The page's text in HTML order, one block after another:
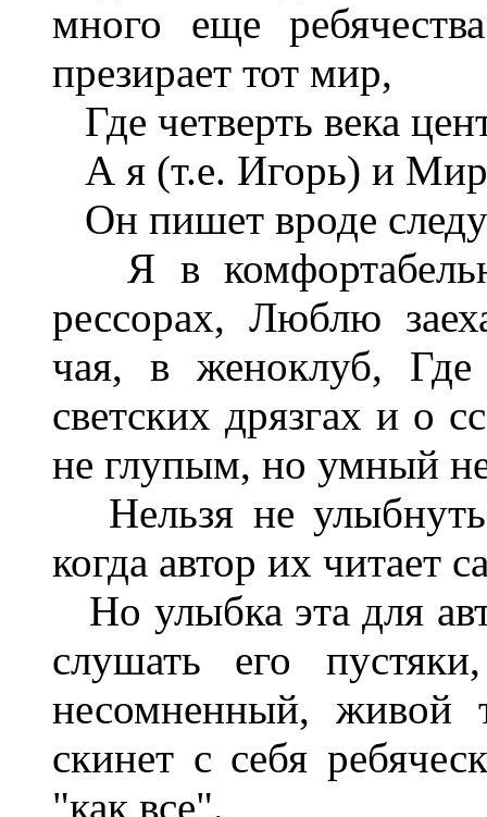
много еще
презирает тот мир,
Где четверть века
А я (т.е. Игорь) и
Он пишет вроде
Я в
рессорах, Люблю
чая, в женоклуб,
светских дрязгах и о
не глупым, но умный
Нельзя не
когда автор их читает
Но улыбка эта для
слушать его
несомненный, живой
скинет с себя
"как все".